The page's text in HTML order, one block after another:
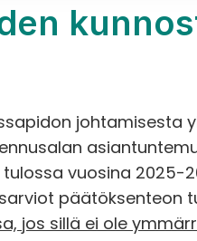
johtamisesta
vuosina 2025-
päätöksenteon
jos sillä ei ole